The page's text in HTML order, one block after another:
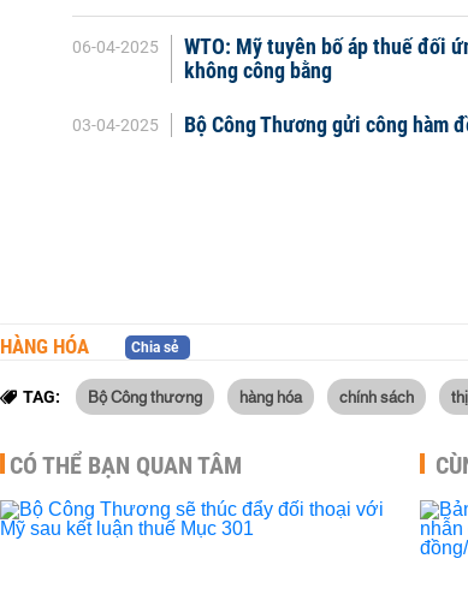
06-04-2025
WTO: Mỹ tuyên bố áp thuế đối
không công bằng
03-04-2025 Bộ Công Thương gửi công hàm
HÀNG HÓA Chia sẻ
TAG: Bộ Công thương hàng hóa chính sách
CÓ THỂ BẠN QUAN TÂM